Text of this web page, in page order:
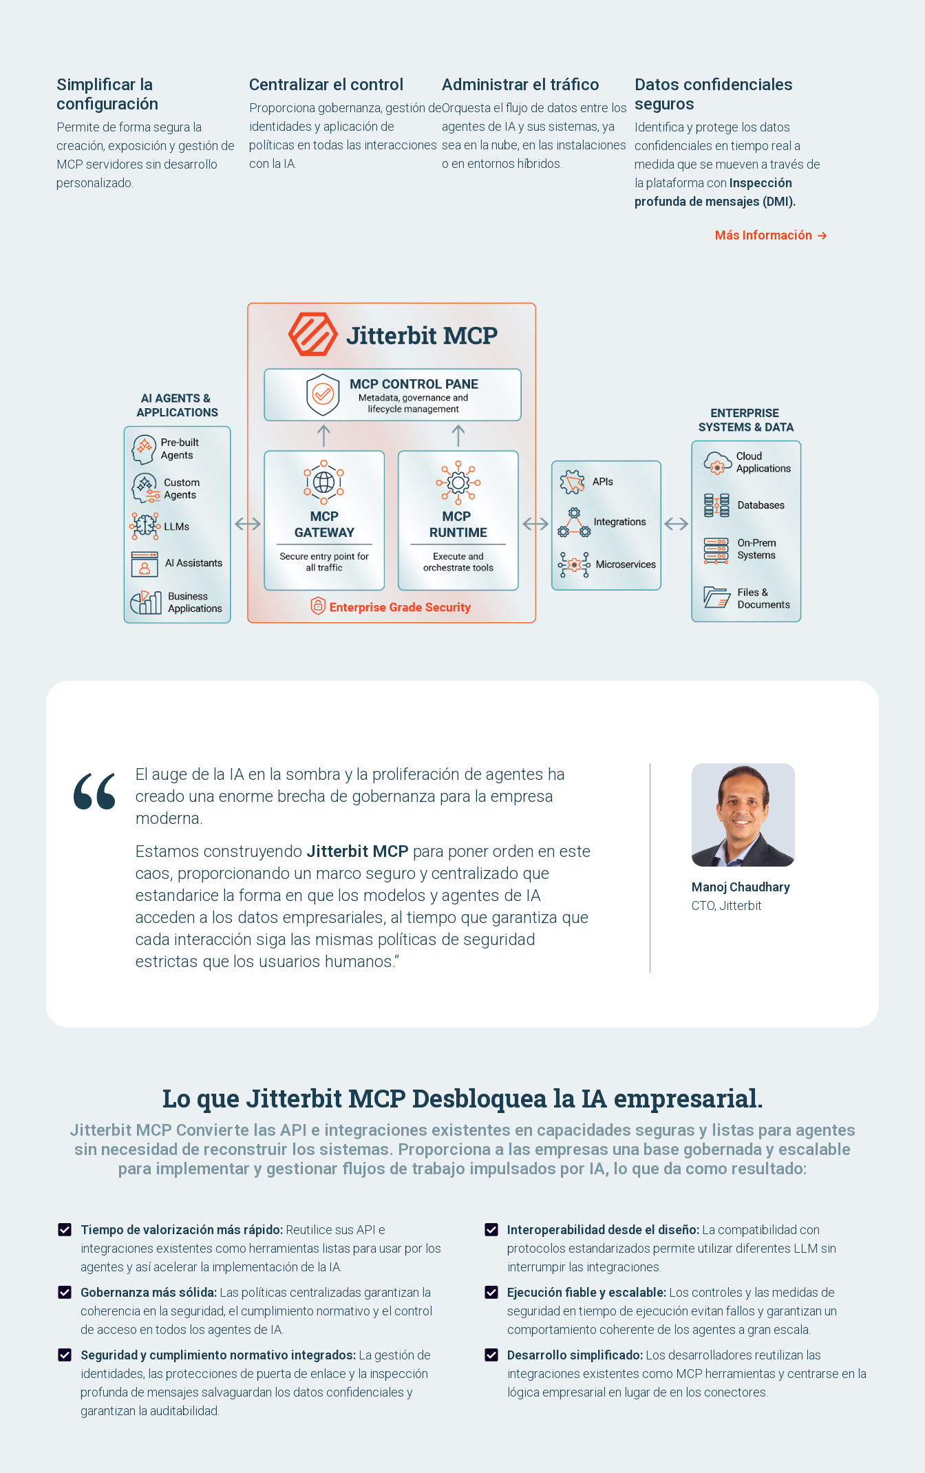
Simplificar la
configuración
Permite de forma segura la
creación, exposición y gestión de
MCP servidores sin desarrollo
personalizado.
Centralizar el control
Proporciona gobernanza, gestión de
identidades y aplicación de
políticas en todas las interacciones
con la IA.
Administrar el tráfico
Orquesta el flujo de datos entre los
agentes de IA y sus sistemas, ya
sea en la nube, en las instalaciones
o en entornos híbridos.
Datos confidenciales
seguros
Identifica y protege los datos
confidenciales en tiempo real a
medida que se mueven a través de
la plataforma con Inspección
profunda de mensajes (DMI).
Más Información
El auge de la IA en la sombra y la proliferación de agentes ha
creado una enorme brecha de gobernanza para la empresa
moderna.
Estamos construyendo Jitterbit MCP para poner orden en este
caos, proporcionando un marco seguro y centralizado que
estandarice la forma en que los modelos y agentes de IA
acceden a los datos empresariales, al tiempo que garantiza que
cada interacción siga las mismas políticas de seguridad
estrictas que los usuarios humanos.”
Manoj Chaudhary
CTO, Jitterbit
Lo que Jitterbit MCP Desbloquea la IA empresarial.
Jitterbit MCP Convierte las API e integraciones existentes en capacidades seguras y listas para agentes
sin necesidad de reconstruir los sistemas. Proporciona a las empresas una base gobernada y escalable
para implementar y gestionar flujos de trabajo impulsados ​​por IA, lo que da como resultado:
Tiempo de valorización más rápido: Reutilice sus API e
integraciones existentes como herramientas listas para usar por los
agentes y así acelerar la implementación de la IA.
Gobernanza más sólida: Las políticas centralizadas garantizan la
coherencia en la seguridad, el cumplimiento normativo y el control
de acceso en todos los agentes de IA.
Seguridad y cumplimiento normativo integrados: La gestión de
identidades, las protecciones de puerta de enlace y la inspección
profunda de mensajes salvaguardan los datos confidenciales y
garantizan la auditabilidad.
Interoperabilidad desde el diseño: La compatibilidad con
protocolos estandarizados permite utilizar diferentes LLM sin
interrumpir las integraciones.
Ejecución fiable y escalable: Los controles y las medidas de
seguridad en tiempo de ejecución evitan fallos y garantizan un
comportamiento coherente de los agentes a gran escala.
Desarrollo simplificado: Los desarrolladores reutilizan las
integraciones existentes como MCP herramientas y centrarse en la
lógica empresarial en lugar de en los conectores.